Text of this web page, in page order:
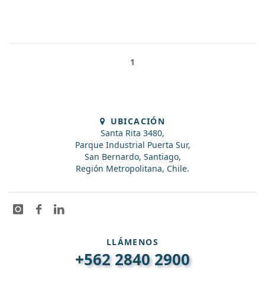
1
UBICACIÓN
Santa Rita 3480,
Parque Industrial Puerta Sur,
San Bernardo, Santiago,
Región Metropolitana, Chile.
LLÁMENOS
+562 2840 2900